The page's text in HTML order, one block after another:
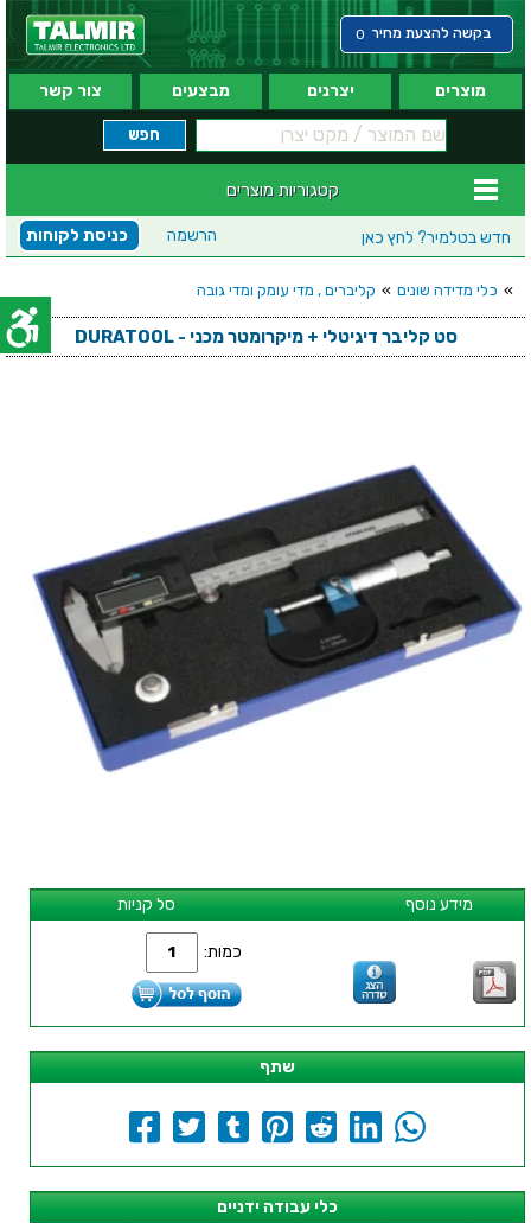
בקשה להצעת מחיר 0
מוצרים יצרנים מבצעים צור קשר
קטגוריות מוצרים
חדש בטלמיר? לחץ כאן כניסת לקוחות הרשמה
» כלי מדידה שונים » קליברים , מדי עומק ומדי גובה
סט קליבר דיגיטלי + מיקרומטר מכני - DURATOOL
סל קניות מידע נוסף
כמות:
שתף
כלי עבודה ידניים